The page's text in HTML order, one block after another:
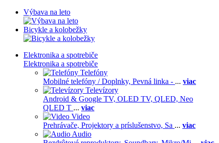
Výbava na leto
Bicykle a kolobežky
Elektronika a spotrebiče
Elektronika a spotrebiče
Telefóny
Mobilné telefóny / Doplnky, Pevná linka - ... viac
Televízory
Android & Google TV, OLED TV, QLED, Neo
QLED T ... viac
Video
Prehrávače, Projektory a príslušenstvo, Sa ... viac
Audio